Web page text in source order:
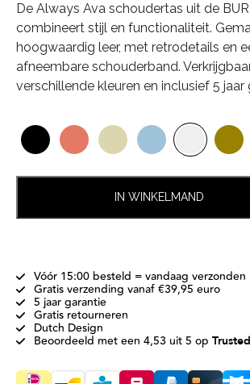
was:
€99.95.
is:
€69.97.
De Always Ava schoudertas uit de
combineert stijl en functionaliteit.
hoogwaardig leer, met retrodetails en
afneembare schouderband.
verschillende kleuren en inclusief 5 jaar
IN WINKELMAND
Vóór 15:00 besteld = vandaag verzonden
Gratis verzending vanaf €39,95 euro
5 jaar garantie
Gratis retourneren
Dutch Design
Beoordeeld met een 4,53 uit 5 op